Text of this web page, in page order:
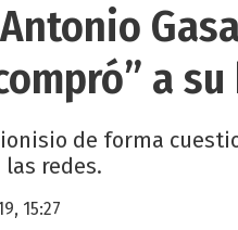
a
de forma
redes.
15:27